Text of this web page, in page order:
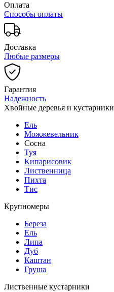
Оплата
Способы оплаты
Доставка
Любые размеры
Гарантия
Надежность
Хвойные деревья и кустарники
Ель
Можжевельник
Сосна
Туя
Кипарисовик
Лиственница
Пихта
Тис
Крупномеры
Береза
Ель
Липа
Дуб
Каштан
Груша
Лиственные кустарники